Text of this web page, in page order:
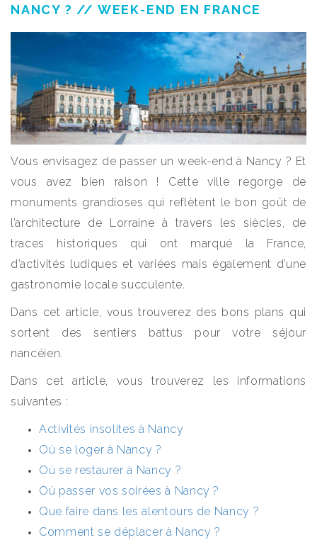
NANCY ? // WEEK-END EN FRANCE
Vous envisagez de passer un week-end à Nancy ? Et
vous avez bien raison ! Cette ville regorge de
monuments grandioses qui reflètent le bon goût de
l’architecture de Lorraine à travers les siècles, de
traces historiques qui ont marqué la France,
d’activités ludiques et variées mais également d’une
gastronomie locale succulente.
Dans cet article, vous trouverez des bons plans qui
sortent des sentiers battus pour votre séjour
nancéien.
Dans cet article, vous trouverez les informations
suivantes :
Activités insolites à Nancy
Où se loger à Nancy ?
Où se restaurer à Nancy ?
Où passer vos soirées à Nancy ?
Que faire dans les alentours de Nancy ?
Comment se déplacer à Nancy ?